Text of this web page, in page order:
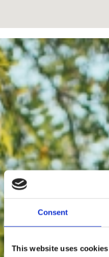
Consent
This website uses cookies